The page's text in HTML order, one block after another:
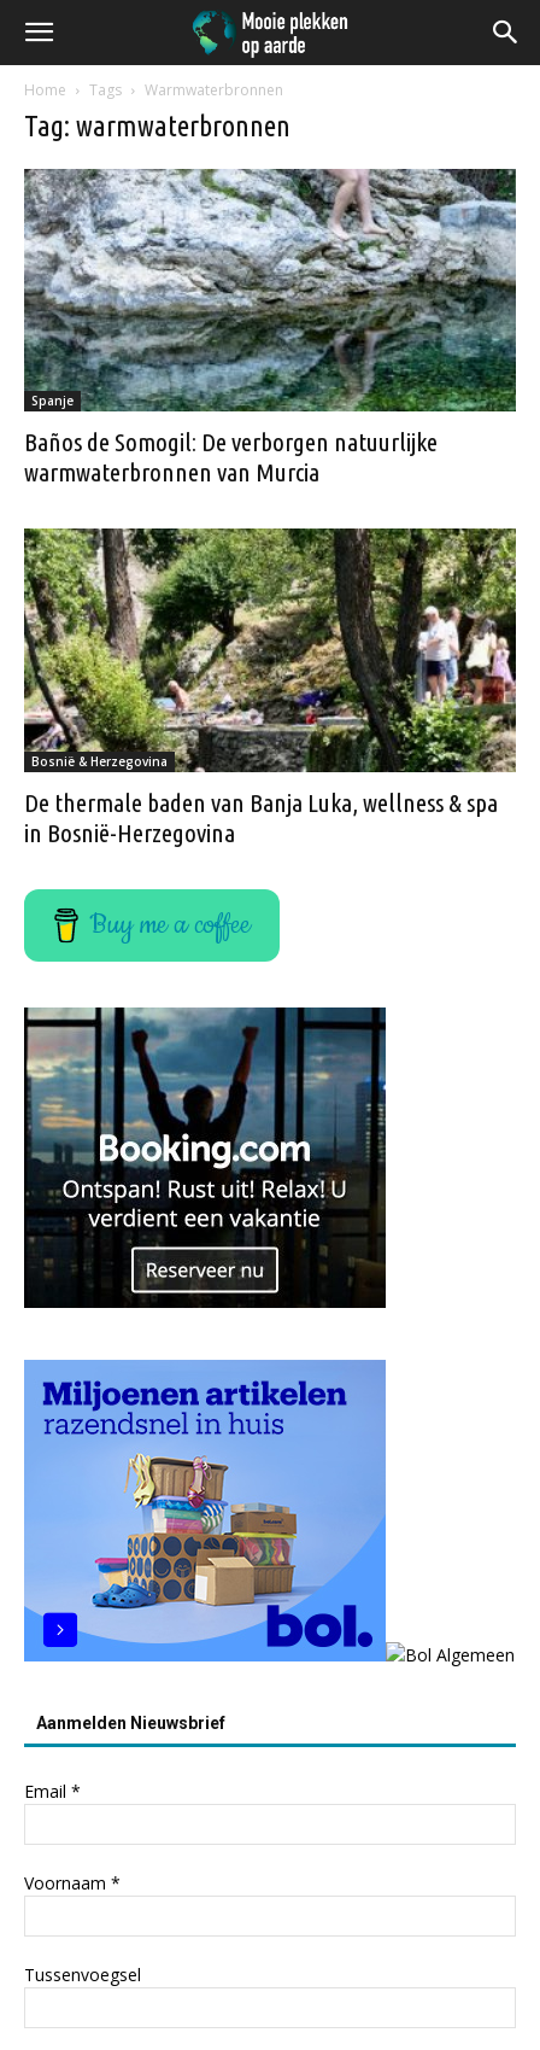
Home Tags Warmwaterbronnen
Tag: warmwaterbronnen
Spanje
Baños de Somogil: De verborgen natuurlijke
warmwaterbronnen van Murcia
Bosnië & Herzegovina
De thermale baden van Banja Luka, wellness & spa
in Bosnië-Herzegovina
Buy me a coffee
Aanmelden Nieuwsbrief
Email *
Voornaam *
Tussenvoegsel